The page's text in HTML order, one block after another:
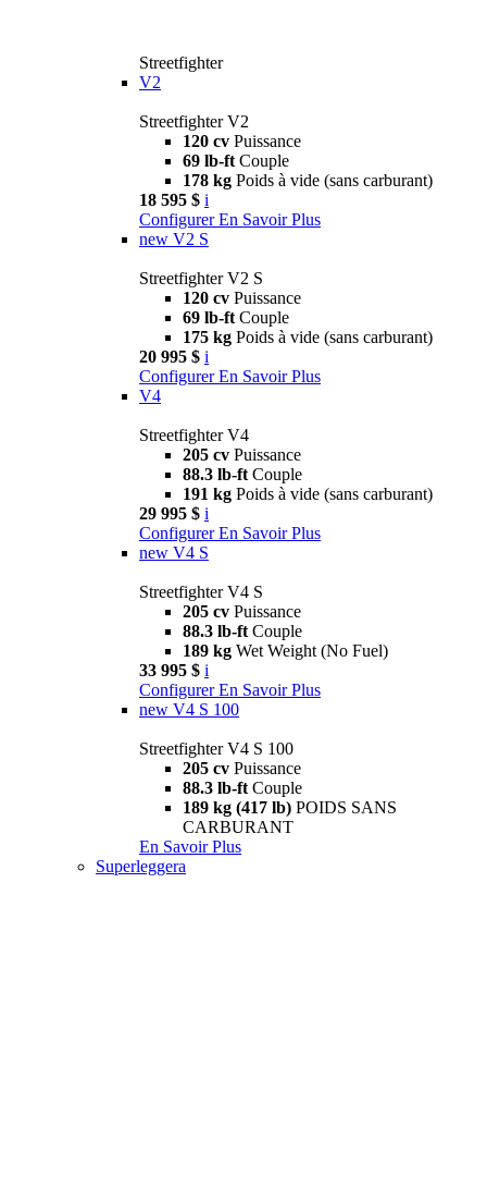
Streetfighter
V2
Streetfighter V2
120 cv Puissance
69 lb-ft Couple
178 kg Poids à vide (sans carburant)
18 595 $ i
Configurer En Savoir Plus
new V2 S
Streetfighter V2 S
120 cv Puissance
69 lb-ft Couple
175 kg Poids à vide (sans carburant)
20 995 $ i
Configurer En Savoir Plus
V4
Streetfighter V4
205 cv Puissance
88.3 lb-ft Couple
191 kg Poids à vide (sans carburant)
29 995 $ i
Configurer En Savoir Plus
new V4 S
Streetfighter V4 S
205 cv Puissance
88.3 lb-ft Couple
189 kg Wet Weight (No Fuel)
33 995 $ i
Configurer En Savoir Plus
new V4 S 100
Streetfighter V4 S 100
205 cv Puissance
88.3 lb-ft Couple
189 kg (417 lb) POIDS SANS
CARBURANT
En Savoir Plus
Superleggera